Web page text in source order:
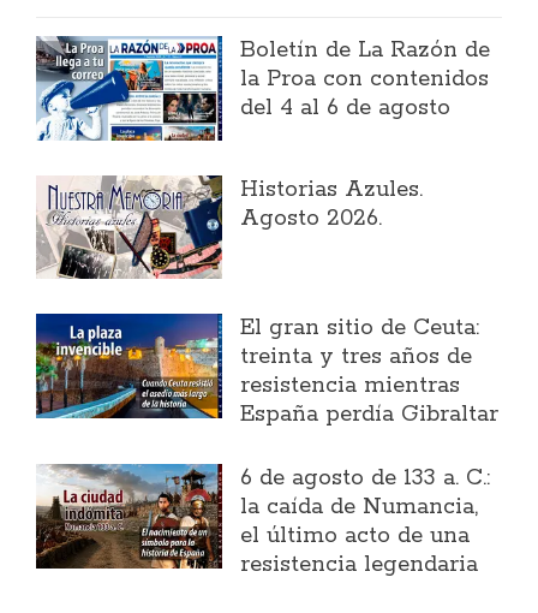
Boletín de La Razón de
la Proa con contenidos
del 4 al 6 de agosto
Historias Azules.
Agosto 2026.
El gran sitio de Ceuta:
treinta y tres años de
resistencia mientras
España perdía Gibraltar
6 de agosto de 133 a. C.:
la caída de Numancia,
el último acto de una
resistencia legendaria